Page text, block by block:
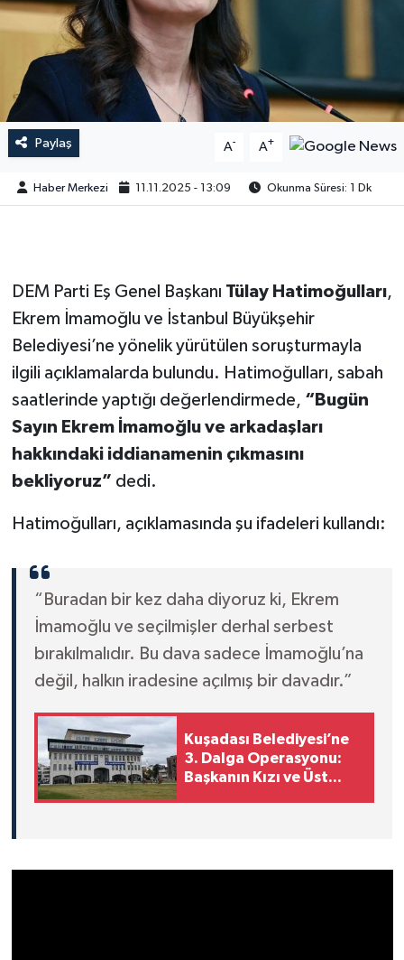
Paylaş A- A+
Haber Merkezi 11.11.2025 - 13:09 Okunma Süresi: 1 Dk
DEM Parti Eş Genel Başkanı Tülay Hatimoğulları,
Ekrem İmamoğlu ve İstanbul Büyükşehir
Belediyesi’ne yönelik yürütülen soruşturmayla
ilgili açıklamalarda bulundu. Hatimoğulları, sabah
saatlerinde yaptığı değerlendirmede, “Bugün
Sayın Ekrem İmamoğlu ve arkadaşları
hakkındaki iddianamenin çıkmasını
bekliyoruz” dedi.
Hatimoğulları, açıklamasında şu ifadeleri kullandı:
“Buradan bir kez daha diyoruz ki, Ekrem
İmamoğlu ve seçilmişler derhal serbest
bırakılmalıdır. Bu dava sadece İmamoğlu’na
değil, halkın iradesine açılmış bir davadır.”
Kuşadası Belediyesi’ne
3. Dalga Operasyonu:
Başkanın Kızı ve Üst